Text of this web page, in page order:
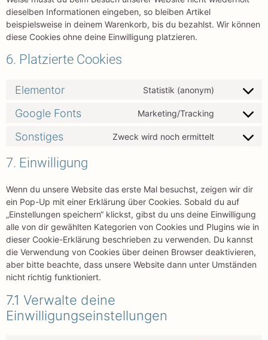
dieselben Informationen eingeben, so bleiben Artikel
beispielsweise in deinem Warenkorb, bis du bezahlst. Wir können
diese Cookies ohne deine Einwilligung platzieren.
6. Platzierte Cookies
Elementor Statistik (anonym)
Google Fonts Marketing/Tracking
Sonstiges Zweck wird noch ermittelt
7. Einwilligung
Wenn du unsere Website das erste Mal besuchst, zeigen wir dir
ein Pop-Up mit einer Erklärung über Cookies. Sobald du auf
„Einstellungen speichern“ klickst, gibst du uns deine Einwilligung
alle von dir gewählten Kategorien von Cookies und Plugins wie in
dieser Cookie-Erklärung beschrieben zu verwenden. Du kannst
die Verwendung von Cookies über deinen Browser deaktivieren,
aber bitte beachte, dass unsere Website dann unter Umständen
nicht richtig funktioniert.
7.1 Verwalte deine
Einwilligungseinstellungen